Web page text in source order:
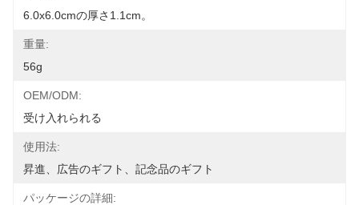
6.0x6.0cmの厚さ1.1cm。
重量:
56g
OEM/ODM:
受け入れられる
使用法:
昇進、広告のギフト、記念品のギフト
パッケージの詳細: